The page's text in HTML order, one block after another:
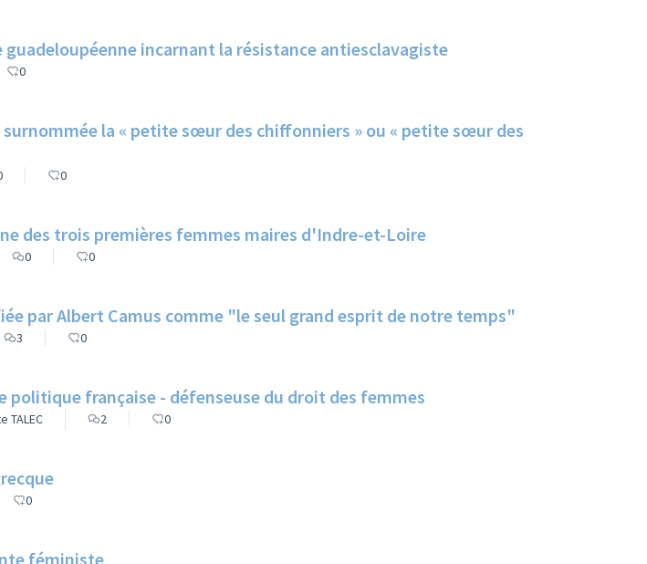
incarnant la résistance antiesclavagiste
0
la « petite sœur des chiffonniers » ou « petite sœur des
0
des trois premières femmes maires d'Indre-et-Loire
0 0
par Albert Camus comme "le seul grand esprit de notre temps"
3 0
politique française - défenseuse du droit des femmes
TALEC 2 0
0
féministe